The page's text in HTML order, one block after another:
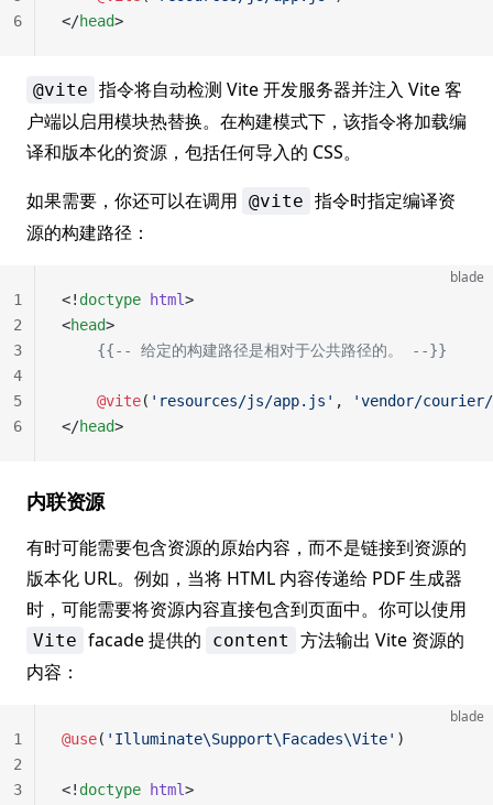
</head>
6
@vite 指令将自动检测 Vite 开发服务器并注入 Vite 客
户端以启用模块热替换。在构建模式下，该指令将加载编
译和版本化的资源，包括任何导入的 CSS。
如果需要，你还可以在调用 @vite 指令时指定编译资
源的构建路径：
blade
<! doctype html>
<head>
    {{-- 给定的构建路径是相对于公共路径的。 --}}
    @vite
( 'resources/js/app.js' ,
'vendor/
</head>
1
2
3
4
5
6
内联资源
有时可能需要包含资源的原始内容，而不是链接到资源的
版本化 URL。例如，当将 HTML 内容传递给 PDF 生成器
时，可能需要将资源内容直接包含到页面中。你可以使用
Vite facade 提供的 content
方法输出 Vite 资源的
内容：
blade
@use( 'Illuminate\Support\Facades\Vite' )
<! doctype html>
1
2
3